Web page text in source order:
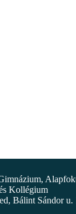
Kollégium
Bálint Sándor u.